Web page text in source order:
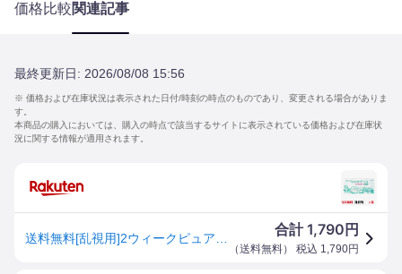
価格比較関連記事
最終更新日: 2026/08/08 15:56
※ 価格および在庫状況は表示された日付/時刻の時点のものであり、変更される場合がありま
す。
本商品の購入においては、購入の時点で該当するサイトに表示されている価格および在庫状
況に関する情報が適用されます。
合計1,790 円
（送料無料） 税込 1,790円